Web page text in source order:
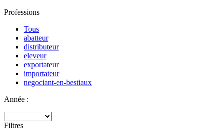
Professions
Tous
abatteur
distributeur
eleveur
exportateur
importateur
negociant-en-bestiaux
Année :
Filtres